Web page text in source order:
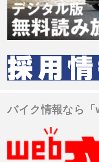
バイク情報なら「